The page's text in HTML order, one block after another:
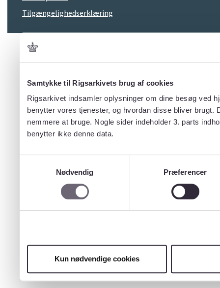
Samtykke til Rigsarkivets brug af cookies
Rigsarkivet indsamler oplysninger om dine besøg ved
benytter vores tjenester, og hvordan disse bliver
nemmere at bruge. Nogle sider indeholder 3. parts
benytter ikke denne data.
Nødvendig
Præferencer
Kun nødvendige cookies
Tilgængelighedserklæring